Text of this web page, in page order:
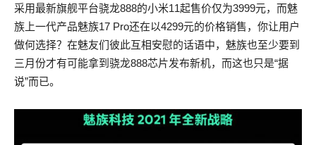
采用最新旗舰平台骁龙888的小米11起售价仅为3999元，而魅
族上一代产品魅族17 Pro还在以4299元的价格销售，你让用户
做何选择？在魅友们彼此互相安慰的话语中，魅族也至少要到
三月份才有可能拿到骁龙888芯片发布新机，而这也只是“据
说”而已。